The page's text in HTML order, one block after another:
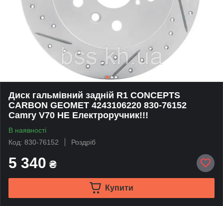
Диск гальмівний задній R1 CONCEPTS
CARBON GEOMET 4243106220 830-76152
Camry V70 НЕ Електроручник!!!
В наявності
Код: 830-76152
Роздріб
5 340 ₴
Купити